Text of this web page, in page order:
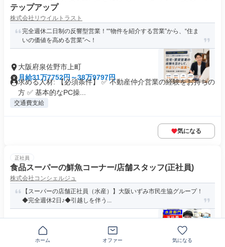
テップアップ
株式会社リウイルトラスト
完全週休二日制の反響型営業！““物件を紹介する営業”から、“住ま
いの価値を高める営業”へ！
大阪府泉佐野市上町
月給31万7752円～38万9797円
求める人材: 【必須条件】 ✅ 不動産仲介営業の経験をお持ちの
方 ✅ 基本的なPC操...
交通費支給
気になる
正社員
食品スーパーの鮮魚コーナー/店舗スタッフ(正社員)
株式会社コンシェルジュ
【スーパーの店舗正社員（水産）】大阪いずみ市民生協グループ！
◆完全週休2日♪◆引越しを伴う...
大阪府泉佐野市市場西
月給24万3000円～42万5000円
資格・経験 未経験OK/経験不問 要普通自動車免許（AT限定
ホーム オファー 気になる